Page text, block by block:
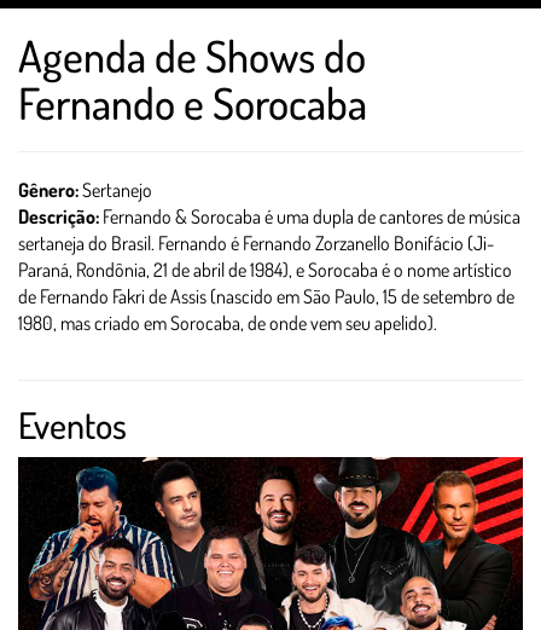
Agenda de Shows do
Fernando e Sorocaba
Gênero:Sertanejo
Descrição: Fernando & Sorocaba é uma dupla de cantores de música
sertaneja do Brasil. Fernando é Fernando Zorzanello Bonifácio (Ji-
Paraná, Rondônia, 21 de abril de 1984), e Sorocaba é o nome artístico
de Fernando Fakri de Assis (nascido em São Paulo, 15 de setembro de
1980, mas criado em Sorocaba, de onde vem seu apelido).
Eventos